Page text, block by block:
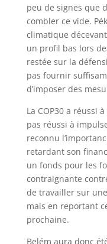
peu de signes que
combler ce vide.
climatique
un profil bas lors
restée sur la
pas fournir
d’imposer des
La COP30 a réussi
pas réussi à
reconnu
retardant son
un fonds pour les
contraignante
de travailler sur
mais en reportant
prochaine.
Belém aura donc